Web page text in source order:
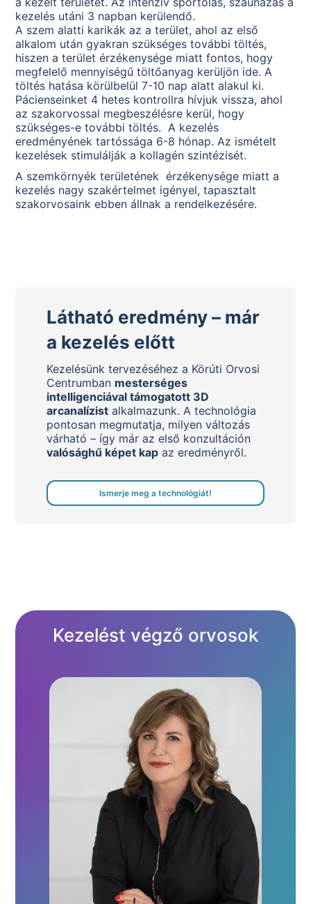
kezelés utáni 3 napban kerülendő.
A szem alatti karikák az a terület, ahol az első
alkalom után gyakran szükséges további töltés,
hiszen a terület érzékenysége miatt fontos, hogy
megfelelő mennyiségű töltőanyag kerüljön ide. A
töltés hatása körülbelül 7-10 nap alatt alakul ki.
Pácienseinket 4 hetes kontrollra hívjuk vissza, ahol
az szakorvossal megbeszélésre kerül, hogy
szükséges-e további töltés. A kezelés
eredményének tartóssága 6-8 hónap. Az ismételt
kezelések stimulálják a kollagén szintézisét.
A szemkörnyék területének érzékenysége miatt a
kezelés nagy szakértelmet igényel, tapasztalt
szakorvosaink ebben állnak a rendelkezésére.
Látható eredmény – már
a kezelés előtt
Kezelésünk tervezéséhez a Körúti Orvosi
Centrumban mesterséges
intelligenciával támogatott 3D
arcanalízist alkalmazunk. A technológia
pontosan megmutatja, milyen változás
várható – így már az első konzultáción
valósághű képet kap az eredményről.
Ismerje meg a technológiát!
Kezelést végző orvosok
Bemutatkozás